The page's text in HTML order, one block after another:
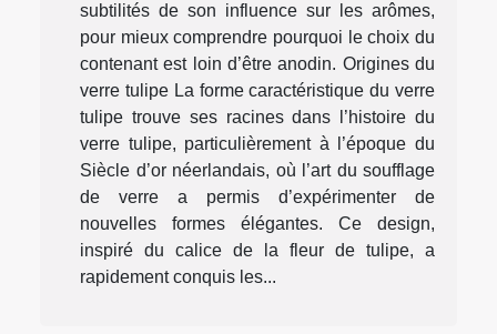
subtilités de son influence sur les arômes,
pour mieux comprendre pourquoi le choix du
contenant est loin d’être anodin. Origines du
verre tulipe La forme caractéristique du verre
tulipe trouve ses racines dans l’histoire du
verre tulipe, particulièrement à l’époque du
Siècle d’or néerlandais, où l’art du soufflage
de verre a permis d’expérimenter de
nouvelles formes élégantes. Ce design,
inspiré du calice de la fleur de tulipe, a
rapidement conquis les...